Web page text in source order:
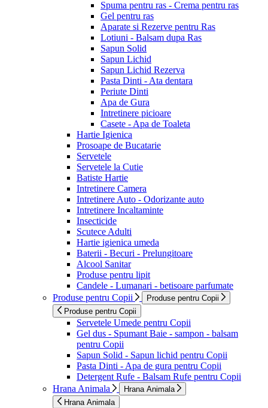
Spuma pentru ras - Crema pentru ras
Gel pentru ras
Aparate si Rezerve pentru Ras
Lotiuni - Balsam dupa Ras
Sapun Solid
Sapun Lichid
Sapun Lichid Rezerva
Pasta Dinti - Ata dentara
Periute Dinti
Apa de Gura
Intretinere picioare
Casete - Apa de Toaleta
Hartie Igienica
Prosoape de Bucatarie
Servetele
Servetele la Cutie
Batiste Hartie
Intretinere Camera
Intretinere Auto - Odorizante auto
Intretinere Incaltaminte
Insecticide
Scutece Adulti
Hartie igienica umeda
Baterii - Becuri - Prelungitoare
Alcool Sanitar
Produse pentru lipit
Candele - Lumanari - betisoare parfumate
Produse pentru Copii
Produse pentru Copii
Produse pentru Copii
Servetele Umede pentru Copii
Gel dus - Spumant Baie - sampon - balsam
pentru Copii
Sapun Solid - Sapun lichid pentru Copii
Pasta Dinti - Apa de gura pentru Copii
Detergent Rufe - Balsam Rufe pentru Copii
Hrana Animala
Hrana Animala
Hrana Animala